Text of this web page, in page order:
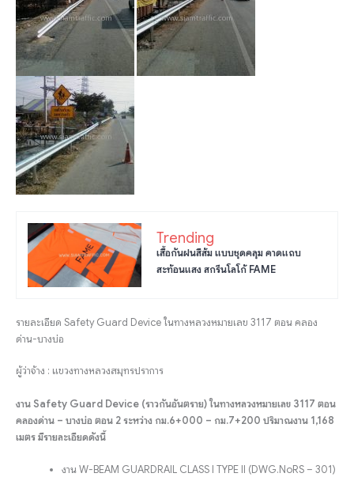
Trending
เสื้อกันฝนสีส้ม แบบชุดคลุม คาดแถบ
สะท้อนแสง สกรีนโลโก้ FAME
รายละเอียด Safety Guard Device ในทางหลวงหมายเลข 3117 ตอน คลอง
ด่าน-บางบ่อ
ผู้ว่าจ้าง : แขวงทางหลวงสมุทรปราการ
งาน Safety Guard Device (ราวกันอันตราย) ในทางหลวงหมายเลข 3117 ตอน
คลองด่าน – บางบ่อ ตอน 2 ระหว่าง กม.6+000 – กม.7+200 ปริมาณงาน 1,168
เมตร มีรายละเอียดดังนี้
งาน W-BEAM GUARDRAIL CLASS I TYPE II (DWG.NoRS – 301)